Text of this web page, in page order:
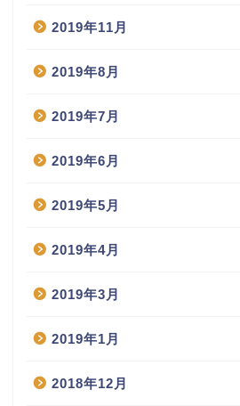
2019年11月
2019年8月
2019年7月
2019年6月
2019年5月
2019年4月
2019年3月
2019年1月
2018年12月